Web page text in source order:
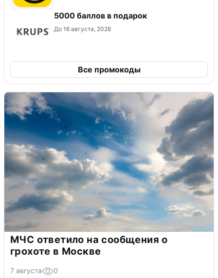
5000 баллов в подарок
До 16 августа, 2026
Все промокоды
МЧС ответило на сообщения о
грохоте в Москве
7 августа 0